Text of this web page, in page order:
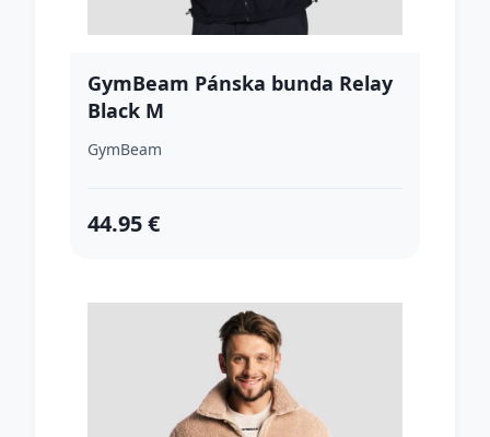
GymBeam Pánska bunda Relay
Black M
GymBeam
44.95 €